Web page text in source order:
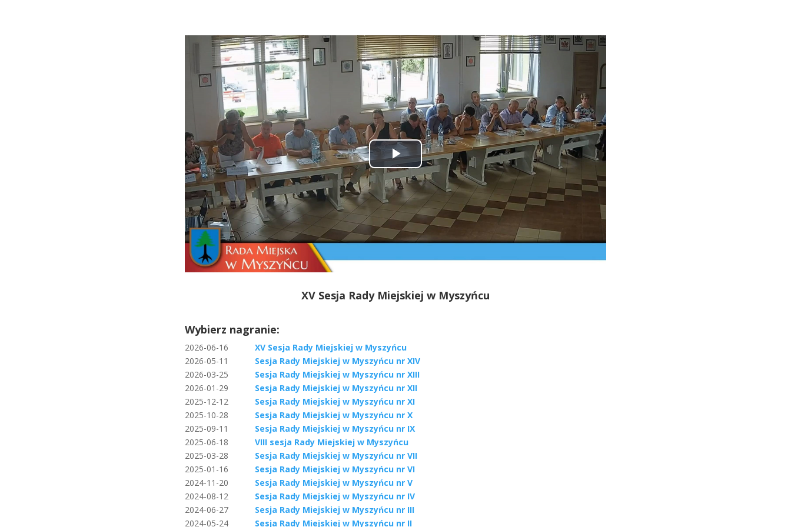
Play
Video
XV Sesja Rady Miejskiej w Myszyńcu
Wybierz nagranie:
2026-06-16
XV Sesja Rady Miejskiej w Myszyńcu
2026-05-11
Sesja Rady Miejskiej w Myszyńcu nr XIV
2026-03-25
Sesja Rady Miejskiej w Myszyńcu nr XIII
2026-01-29
Sesja Rady Miejskiej w Myszyńcu nr XII
2025-12-12
Sesja Rady Miejskiej w Myszyńcu nr XI
2025-10-28
Sesja Rady Miejskiej w Myszyńcu nr X
2025-09-11
Sesja Rady Miejskiej w Myszyńcu nr IX
2025-06-18
VIII sesja Rady Miejskiej w Myszyńcu
2025-03-28
Sesja Rady Miejskiej w Myszyńcu nr VII
2025-01-16
Sesja Rady Miejskiej w Myszyńcu nr VI
2024-11-20
Sesja Rady Miejskiej w Myszyńcu nr V
2024-08-12
Sesja Rady Miejskiej w Myszyńcu nr IV
2024-06-27
Sesja Rady Miejskiej w Myszyńcu nr III
2024-05-24
Sesja Rady Miejskiej w Myszyńcu nr II